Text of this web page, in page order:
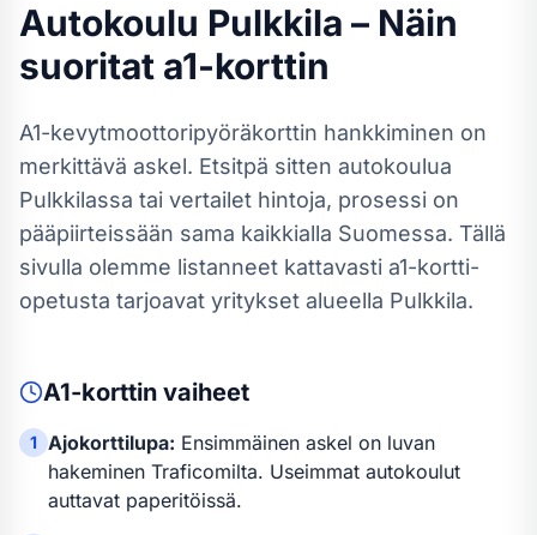
Autokoulu Pulkkila – Näin
suoritat a1-korttin
A1-kevytmoottoripyöräkorttin hankkiminen on
merkittävä askel. Etsitpä sitten autokoulua
Pulkkilassa tai vertailet hintoja, prosessi on
pääpiirteissään sama kaikkialla Suomessa. Tällä
sivulla olemme listanneet kattavasti a1-kortti-
opetusta tarjoavat yritykset alueella Pulkkila.
A1-korttin vaiheet
1 Ajokorttilupa: Ensimmäinen askel on luvan
hakeminen Traficomilta. Useimmat autokoulut
auttavat paperitöissä.